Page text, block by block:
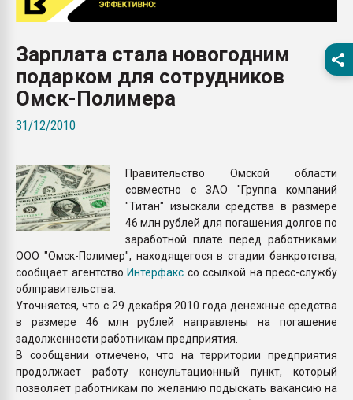
вакуумного
Продам отходы
поликарбоната и АБС-
Зарплата стала новогодним
подарком для сотрудников
Омск-Полимера
31/12/2010
Правительство Омской области
совместно с ЗАО "Группа компаний
"Титан" изыскали средства в размере
46 млн рублей для погашения долгов по
заработной плате перед работниками
ООО "Омск-Полимер", находящегося в стадии банкротства,
сообщает агентство Интерфакс со ссылкой на пресс-службу
облправительства.
Уточняется, что с 29 декабря 2010 года денежные средства
в размере 46 млн рублей направлены на погашение
задолженности работникам предприятия.
В сообщении отмечено, что на территории предприятия
продолжает работу консультационный пункт, который
позволяет работникам по желанию подыскать вакансию на